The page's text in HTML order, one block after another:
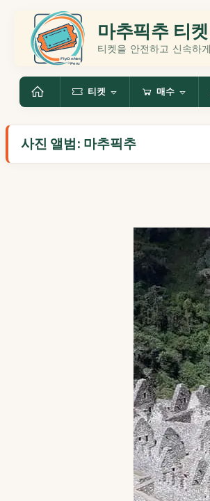
마추픽추 티켓
티켓을 안전하고 신속하
티켓 매수
사진 앨범: 마추픽추